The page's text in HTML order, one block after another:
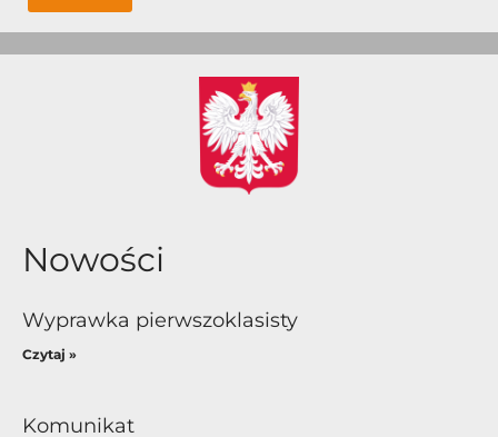
Nowości
Wyprawka pierwszoklasisty
Czytaj »
Komunikat